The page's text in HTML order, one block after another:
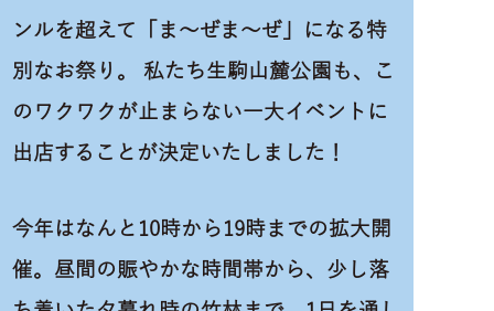
ンルを超えて「ま〜ぜま〜ぜ」になる特
別なお祭り。 私たち生駒山麓公園も、こ
のワクワクが止まらない一大イベントに
出店することが決定いたしました！
今年はなんと10時から19時までの拡大開
催。昼間の賑やかな時間帯から、少し落